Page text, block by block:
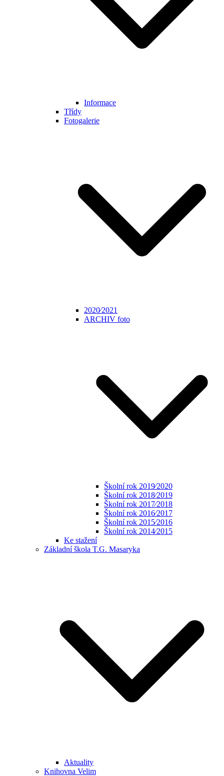
Informace
Třídy
Fotogalerie
2020⁄2021
ARCHIV foto
Školní rok 2019⁄2020
Školní rok 2018⁄2019
Školní rok 2017⁄2018
Školní rok 2016⁄2017
Školní rok 2015⁄2016
Školní rok 2014⁄2015
Ke stažení
Základní škola T.G. Masaryka
Aktuality
Knihovna Velim